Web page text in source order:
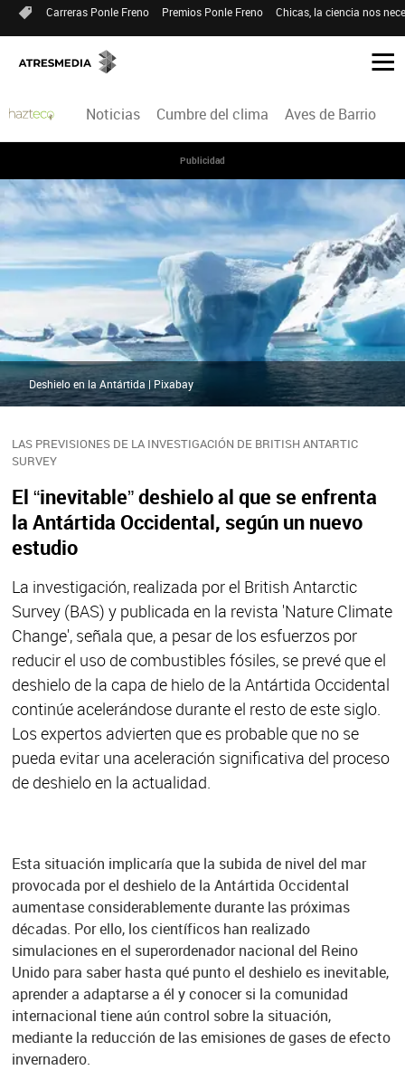
Carreras Ponle Freno Premios Ponle Freno Chicas, la ciencia nos
Noticias Cumbre del clima Aves de Barrio
Publicidad
LAS PREVISIONES DE LA INVESTIGACIÓN DE BRITISH ANTARTIC
SURVEY
El “inevitable” deshielo al que se enfrenta
la Antártida Occidental, según un nuevo
estudio
La investigación, realizada por el British Antarctic
Survey (BAS) y publicada en la revista 'Nature Climate
Change', señala que, a pesar de los esfuerzos por
reducir el uso de combustibles fósiles, se prevé que el
deshielo de la capa de hielo de la Antártida Occidental
continúe acelerándose durante el resto de este siglo.
Los expertos advierten que es probable que no se
pueda evitar una aceleración significativa del proceso
de deshielo en la actualidad.
Deshielo en la Antártida | Pixabay
Esta situación implicaría que la subida de nivel del mar
provocada por el deshielo de la Antártida Occidental
aumentase considerablemente durante las próximas
décadas. Por ello, los científicos han realizado
simulaciones en el superordenador nacional del Reino
Unido para saber hasta qué punto el deshielo es inevitable,
aprender a adaptarse a él y conocer si la comunidad
internacional tiene aún control sobre la situación,
mediante la reducción de las emisiones de gases de efecto
invernadero.